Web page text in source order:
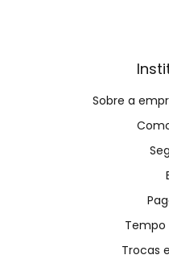
Sobre a
Tempo
Trocas